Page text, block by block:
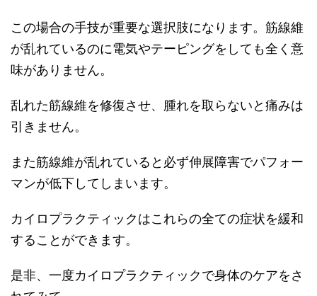
この場合の手技が重要な選択肢になります。筋線維
が乱れているのに電気やテーピングをしても全く意
味がありません。
乱れた筋線維を修復させ、腫れを取らないと痛みは
引きません。
また筋線維が乱れていると必ず伸展障害でパフォー
マンが低下してしまいます。
カイロプラクティックはこれらの全ての症状を緩和
することができます。
是非、一度カイロプラクティックで身体のケアをさ